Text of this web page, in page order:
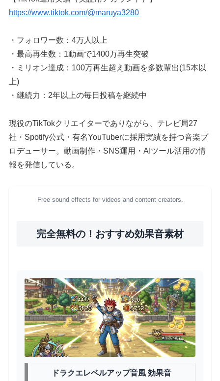
https://www.tiktok.com/@maruya3280
・フォロワー数：4万人以上
・最高再生数：1動画で1400万再生突破
・ミリオン達成：100万再生超え動画を多数輩出(15本以
上)
・継続力：2年以上の毎日投稿を継続中
現役のTikTokクリエイターでありながら、テレビ局27
社・Spotify公式・有名YouTuberに採用実績を持つ音楽プ
ロデューサー。動画制作・SNS運用・AIツール活用の情
報を発信している。
Free sound effects for videos and content creators.
完全無料の！おすすめ効果音素材
ドラクエレベルアップ音風 効果音